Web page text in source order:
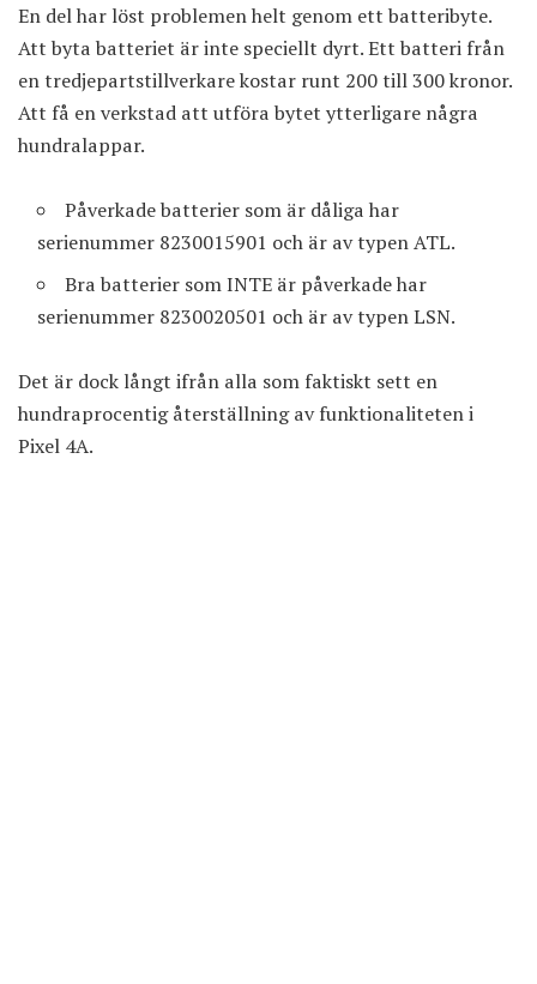
En del har löst problemen helt genom ett batteribyte.
Att byta batteriet är inte speciellt dyrt. Ett batteri från
en tredjepartstillverkare kostar runt 200 till 300 kronor.
Att få en verkstad att utföra bytet ytterligare några
hundralappar.
Påverkade batterier som är dåliga har
serienummer 8230015901 och är av typen ATL.
Bra batterier som INTE är påverkade har
serienummer 8230020501 och är av typen LSN.
Det är dock långt ifrån alla som faktiskt sett en
hundraprocentig återställning av funktionaliteten i
Pixel 4A.